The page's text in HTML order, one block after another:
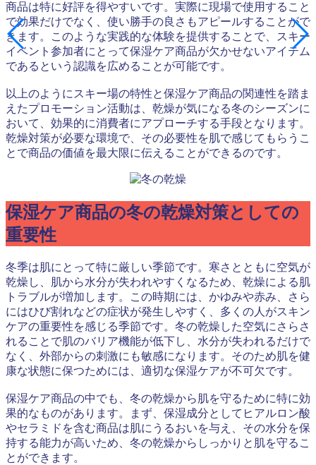
商品は特に好評を得やすいです。実際に現場で使用すること
で効果だけでなく、使い勝手の良さもアピールすることがで
きます。このような実践的な体験を提供することで、スキー
イベント参加者にとって保湿ケア商品が欠かせないアイテム
であるという認識を広めることが可能です。
以上のようにスキー場の特性と保湿ケア商品の関連性を踏ま
えたプロモーション活動は、乾燥が気になる冬のシーズンに
おいて、効果的に消費者にアプローチする手段となります。
乾燥対策が必要な環境で、その必要性を肌で感じてもらうこ
とで商品の価値を最大限に伝えることができるのです。
保湿ケア商品の冬の乾燥対策としての
重要性
冬季は肌にとって特に厳しい季節です。寒さとともに空気が
乾燥し、肌から水分が失われやすくなるため、乾燥による肌
トラブルが増加します。この時期には、かゆみや赤み、さら
にはひび割れなどの症状が発生しやすく、多くの人がスキン
ケアの重要性を感じる季節です。冬の乾燥した空気にさらさ
れることで肌のバリア機能が低下し、水分が失われるだけで
なく、外部からの刺激にも敏感になります。そのため肌を健
康な状態に保つためには、適切な保湿ケアが不可欠です。
保湿ケア商品の中でも、冬の乾燥から肌を守るために特に効
果的なものがあります。まず、保湿成分としてヒアルロン酸
やセラミドを含む商品は肌にうるおいを与え、その水分を保
持する能力が高いため、冬の乾燥からしっかりと肌を守るこ
とができます。